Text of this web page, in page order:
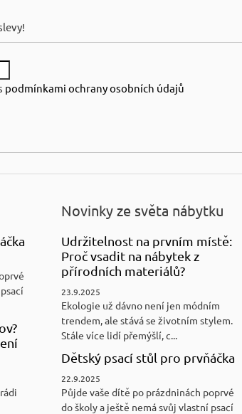
podmínkami ochrany osobních údajů
Novinky ze světa nábytku
Udržitelnost na prvním místě:
Proč vsadit na nábytek z
přírodních materiálů?
23.9.2025
Ekologie už dávno není jen módním
trendem, ale stává se životním stylem.
Stále více lidí přemýšlí, c...
Dětský psací stůl pro prvňáčka
22.9.2025
Půjde vaše dítě po prázdninách poprvé
do školy a ještě nemá svůj vlastní psací